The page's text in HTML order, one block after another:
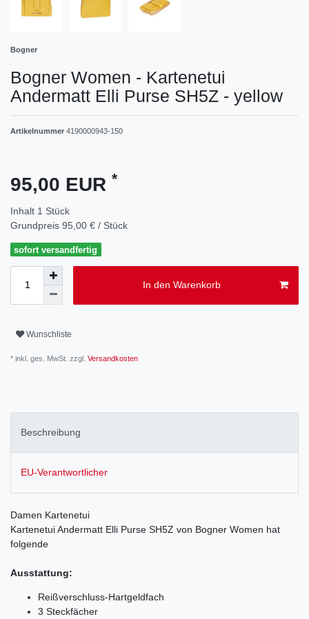
Bogner
Bogner Women - Kartenetui
Andermatt Elli Purse SH5Z - yellow
Artikelnummer 4190000943-150
95,00 EUR *
Inhalt 1 Stück
Grundpreis 95,00 € / Stück
sofort versandfertig
In den Warenkorb
Wunschliste
* inkl. ges. MwSt. zzgl. Versandkosten
Beschreibung
EU-Verantwortlicher
Damen Kartenetui
Kartenetui Andermatt Elli Purse SH5Z von Bogner Women hat
folgende
Ausstattung:
Reißverschluss-Hartgeldfach
3 Steckfächer